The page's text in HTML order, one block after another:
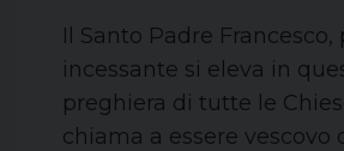
Il Santo Padre
incessante si eleva in
preghiera di tutte le
chiama a essere vescovo